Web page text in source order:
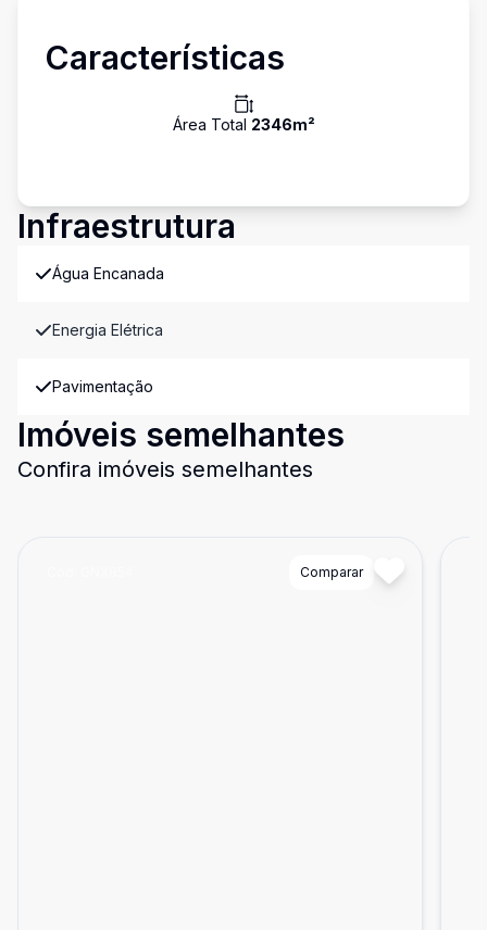
Características
Área Total 2346m²
Infraestrutura
Água Encanada
Energia Elétrica
Pavimentação
Imóveis semelhantes
Confira imóveis semelhantes
Comparar